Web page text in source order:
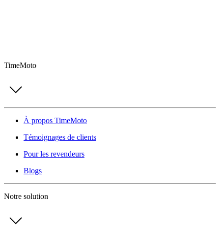
TimeMoto
À propos TimeMoto
Témoignages de clients
Pour les revendeurs
Blogs
Notre solution